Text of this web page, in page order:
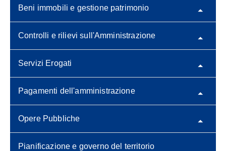
Beni immobili e gestione patrimonio
Controlli e rilievi sull'Amministrazione
Servizi Erogati
Pagamenti dell'amministrazione
Opere Pubbliche
Pianificazione e governo del territorio